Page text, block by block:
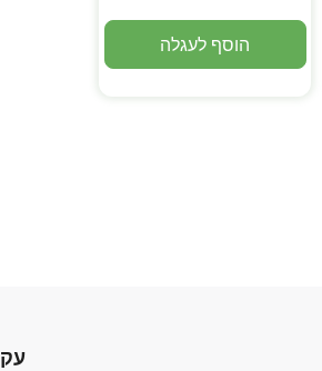
הוסף לעגלה